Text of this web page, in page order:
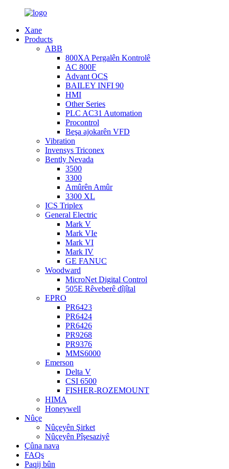
Xane
Products
ABB
800XA Pergalên Kontrolê
AC 800F
Advant OCS
BAILEY INFI 90
HMI
Other Series
PLC AC31 Automation
Procontrol
Beşa ajokarên VFD
Vibration
Invensys Triconex
Bently Nevada
3500
3300
Amûrên Amûr
3300 XL
ICS Triplex
General Electric
Mark V
Mark VIe
Mark VI
Mark IV
GE FANUC
Woodward
MicroNet Digital Control
505E Rêveberê dîjîtal
EPRO
PR6423
PR6424
PR6426
PR9268
PR9376
MMS6000
Emerson
Delta V
CSI 6500
FISHER-ROZEMOUNT
HIMA
Honeywell
Nûçe
Nûçeyên Şirket
Nûçeyên Pîşesaziyê
Çûna nava
FAQs
Paqij bûn